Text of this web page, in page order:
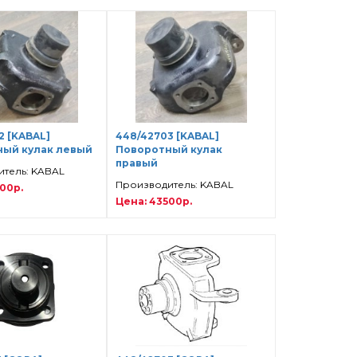
[KABAL]
кулак левый
KABAL
448/42703 [KABAL]
Поворотный кулак
правый
Производитель: KABAL
Цена: 43500р.